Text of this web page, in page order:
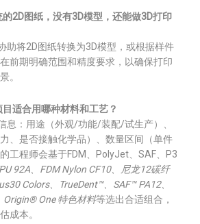
2D图纸，没有3D模型，还能做3D打印
助将2D图纸转换为3D模型，或根据样件
前期明确范围和精度要求，以确保打印
。
适合用哪种材料和工艺？
息：用途（外观/功能/装配/试生产）、
、是否接触化学品）、数量区间（单件
工程师会基于FDM、PolyJet、SAF、P3
92A、FDM Nylon CF10、尼龙12碳纤
Colors、TrueDent™、SAF™ PA12、
Origin® One 特色材料等选出合适组合，
成本。